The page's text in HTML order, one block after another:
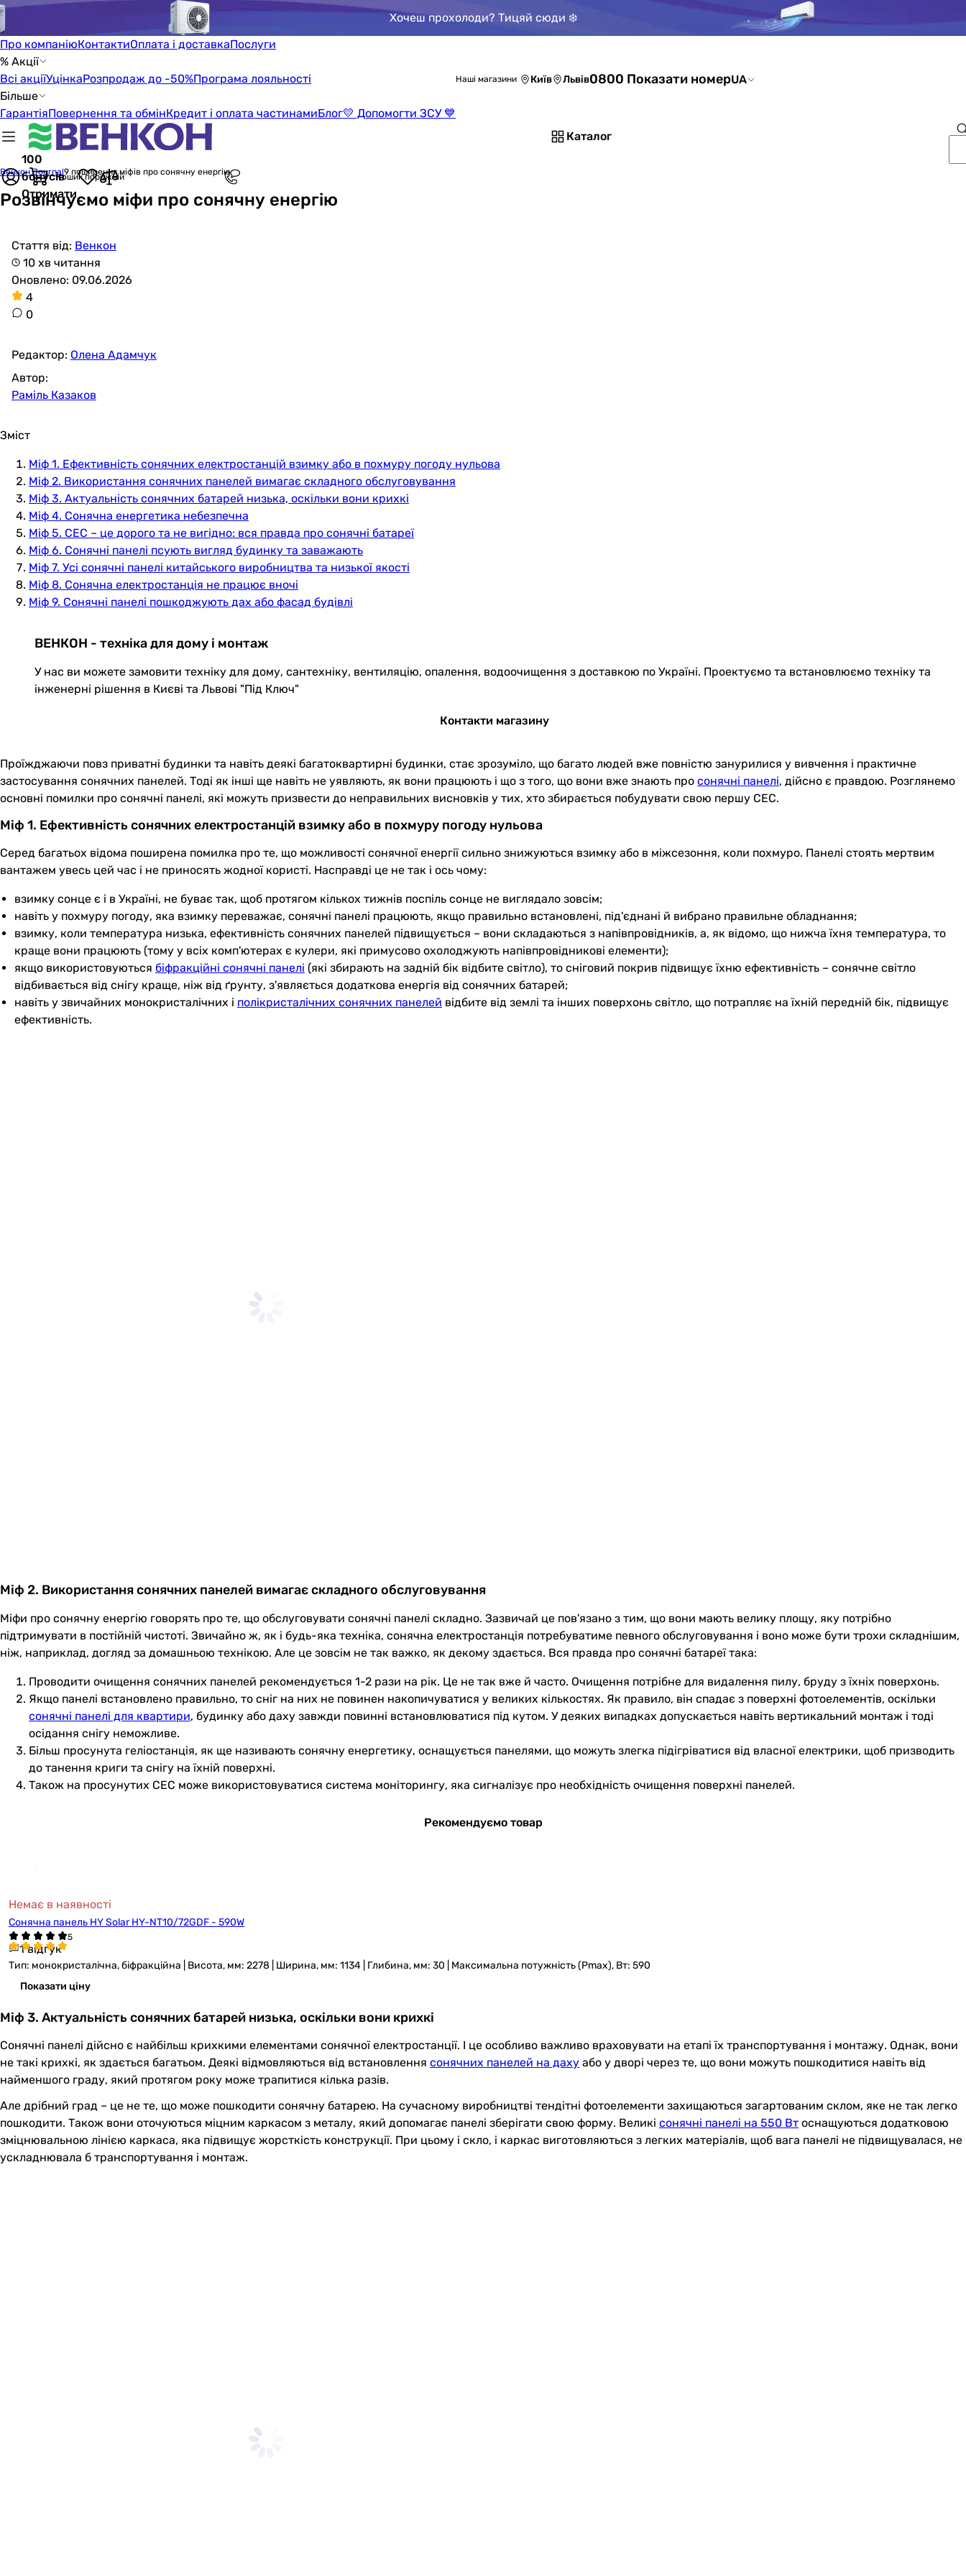
Хочеш прохолоди? Тицяй сюди ❄️
Про компаніюКонтактиОплата і доставкаПослуги
% Акції
Всі акціїУцінкаРозпродаж до -50%Програма лояльності
Більше
ГарантіяПовернення та обмінКредит і оплата частинамиБлог💛 Допомогти ЗСУ 💙
Наші магазини Київ Львів0800 Показати номерUA
Каталог
100
бонусів
Отримати
Кошик порожній
Венкон Journal9 поширених міфів про сонячну енергію
Розвінчуємо міфи про сонячну енергію
Стаття від: Венкон
10 хв читання
Оновлено: 09.06.2026
4
0
Редактор: Олена Адамчук
Автор:
Раміль Казаков
Зміст
Міф 1. Ефективність сонячних електростанцій взимку або в похмуру погоду нульова
Міф 2. Використання сонячних панелей вимагає складного обслуговування
Міф 3. Актуальність сонячних батарей низька, оскільки вони крихкі
Міф 4. Сонячна енергетика небезпечна
Міф 5. СЕС – це дорого та не вигідно: вся правда про сонячні батареї
Міф 6. Сонячні панелі псують вигляд будинку та заважають
Міф 7. Усі сонячні панелі китайського виробництва та низької якості
Міф 8. Сонячна електростанція не працює вночі
Міф 9. Сонячні панелі пошкоджують дах або фасад будівлі
ВЕНКОН - техніка для дому і монтаж
У нас ви можете замовити техніку для дому, сантехніку, вентиляцію, опалення, водоочищення з доставкою по Україні. Проектуємо та встановлюємо техніку та
інженерні рішення в Києві та Львові "Під Ключ"
Контакти магазину
Проїжджаючи повз приватні будинки та навіть деякі багатоквартирні будинки, стає зрозуміло, що багато людей вже повністю занурилися у вивчення і практичне
застосування сонячних панелей. Тоді як інші ще навіть не уявляють, як вони працюють і що з того, що вони вже знають про сонячні панелі, дійсно є правдою. Розглянемо
основні помилки про сонячні панелі, які можуть призвести до неправильних висновків у тих, хто збирається побудувати свою першу СЕС.
Міф 1. Ефективність сонячних електростанцій взимку або в похмуру погоду нульова
Серед багатьох відома поширена помилка про те, що можливості сонячної енергії сильно знижуються взимку або в міжсезоння, коли похмуро. Панелі стоять мертвим
вантажем увесь цей час і не приносять жодної користі. Насправді це не так і ось чому:
взимку сонце є і в Україні, не буває так, щоб протягом кількох тижнів поспіль сонце не виглядало зовсім;
навіть у похмуру погоду, яка взимку переважає, сонячні панелі працюють, якщо правильно встановлені, під'єднані й вибрано правильне обладнання;
взимку, коли температура низька, ефективність сонячних панелей підвищується – вони складаються з напівпровідників, а, як відомо, що нижча їхня температура, то
краще вони працюють (тому у всіх комп'ютерах є кулери, які примусово охолоджують напівпровідникові елементи);
якщо використовуються біфракційні сонячні панелі (які збирають на задній бік відбите світло), то сніговий покрив підвищує їхню ефективність – сонячне світло
відбивається від снігу краще, ніж від ґрунту, з'являється додаткова енергія від сонячних батарей;
навіть у звичайних монокристалічних і полікристалічних сонячних панелей відбите від землі та інших поверхонь світло, що потрапляє на їхній передній бік, підвищує
ефективність.
Міф 2. Використання сонячних панелей вимагає складного обслуговування
Міфи про сонячну енергію говорять про те, що обслуговувати сонячні панелі складно. Зазвичай це пов'язано з тим, що вони мають велику площу, яку потрібно
підтримувати в постійній чистоті. Звичайно ж, як і будь-яка техніка, сонячна електростанція потребуватиме певного обслуговування і воно може бути трохи складнішим,
ніж, наприклад, догляд за домашньою технікою. Але це зовсім не так важко, як декому здається. Вся правда про сонячні батареї така:
Проводити очищення сонячних панелей рекомендується 1-2 рази на рік. Це не так вже й часто. Очищення потрібне для видалення пилу, бруду з їхніх поверхонь.
Якщо панелі встановлено правильно, то сніг на них не повинен накопичуватися у великих кількостях. Як правило, він спадає з поверхні фотоелементів, оскільки
сонячні панелі для квартири, будинку або даху завжди повинні встановлюватися під кутом. У деяких випадках допускається навіть вертикальний монтаж і тоді
осідання снігу неможливе.
Більш просунута геліостанція, як ще називають сонячну енергетику, оснащується панелями, що можуть злегка підігріватися від власної електрики, щоб призводить
до танення криги та снігу на їхній поверхні.
Також на просунутих СЕС може використовуватися система моніторингу, яка сигналізує про необхідність очищення поверхні панелей.
Рекомендуємо товар
Немає в наявності
Сонячна панель HY Solar HY-NT10/72GDF - 590W
1 відгук
Тип: монокристалічна, біфракційна | Висота, мм: 2278 | Ширина, мм: 1134 | Глибина, мм: 30 | Максимальна потужність (Pmax), Вт: 590
Показати ціну
Міф 3. Актуальність сонячних батарей низька, оскільки вони крихкі
Сонячні панелі дійсно є найбільш крихкими елементами сонячної електростанції. І це особливо важливо враховувати на етапі їх транспортування і монтажу. Однак, вони
не такі крихкі, як здається багатьом. Деякі відмовляються від встановлення сонячних панелей на даху або у дворі через те, що вони можуть пошкодитися навіть від
найменшого граду, який протягом року може трапитися кілька разів.
Але дрібний град – це не те, що може пошкодити сонячну батарею. На сучасному виробництві тендітні фотоелементи захищаються загартованим склом, яке не так легко
пошкодити. Також вони оточуються міцним каркасом з металу, який допомагає панелі зберігати свою форму. Великі сонячні панелі на 550 Вт оснащуються додатковою
зміцнювальною лінією каркаса, яка підвищує жорсткість конструкції. При цьому і скло, і каркас виготовляються з легких матеріалів, щоб вага панелі не підвищувалася, не
ускладнювала б транспортування і монтаж.